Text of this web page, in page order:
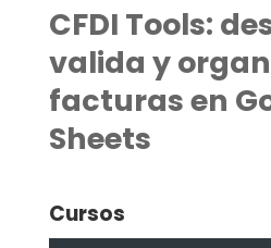
CFDI Tools:
valida y
facturas en
Sheets
Cursos